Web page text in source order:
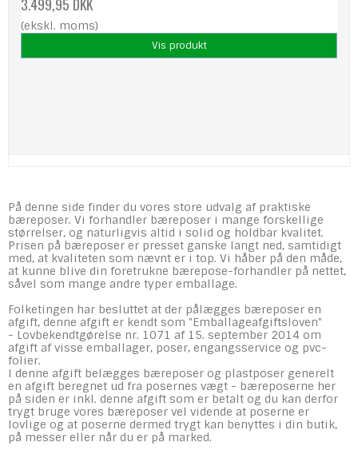
(ekskl. moms)
Vis produkt
På denne side finder du vores store udvalg af praktiske
bæreposer. Vi forhandler bæreposer i mange forskellige
størrelser, og naturligvis altid i solid og holdbar kvalitet.
Prisen på bæreposer er presset ganske langt ned, samtidigt
med, at kvaliteten som nævnt er i top. Vi håber på den måde,
at kunne blive din foretrukne bærepose-forhandler på nettet,
såvel som mange andre typer emballage.
Folketingen har besluttet at der pålægges bæreposer en
afgift, denne afgift er kendt som "Emballageafgiftsloven"
- Lovbekendtgørelse nr. 1071 af 15. september 2014 om
afgift af visse emballager, poser, engangsservice og pvc-
folier.
I denne afgift belægges bæreposer og plastposer generelt
en afgift beregnet ud fra posernes vægt - bæreposerne her
på siden er inkl. denne afgift som er betalt og du kan derfor
trygt bruge vores bæreposer vel vidende at poserne er
lovlige og at poserne dermed trygt kan benyttes i din butik,
på messer eller når du er på marked.